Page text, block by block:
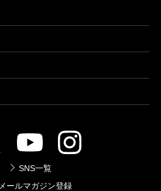
SNS一覧
メールマガジン登録